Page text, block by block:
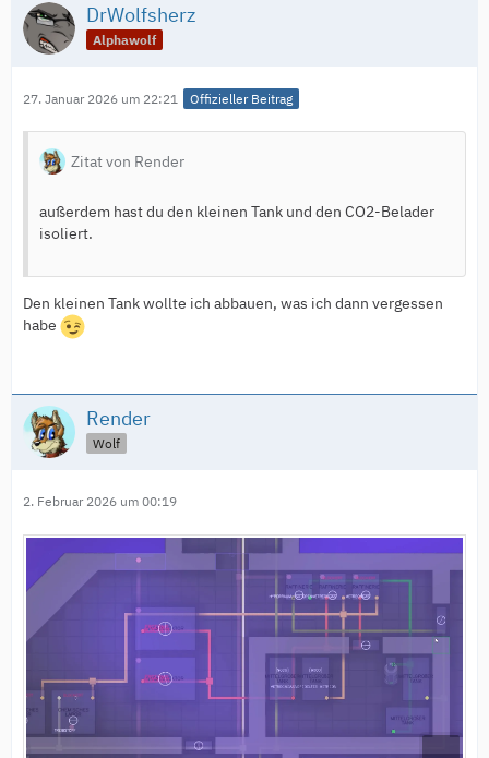
DrWolfsherz
Alphawolf
27. Januar 2026 um 22:21 Offizieller Beitrag
Zitat von Render
außerdem hast du den kleinen Tank und den CO2-Belader
isoliert.
Den kleinen Tank wollte ich abbauen, was ich dann vergessen
habe
Render
Wolf
2. Februar 2026 um 00:19